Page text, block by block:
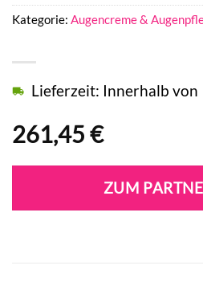
261,45 €
Lieferzeit: Innerhalb von
ZUM
Kategorie: Augencreme &